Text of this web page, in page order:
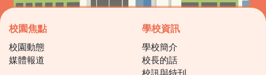
校園焦點
校園動態
媒體報道
學校資訊
學校簡介
校長的話
校訊與特刊